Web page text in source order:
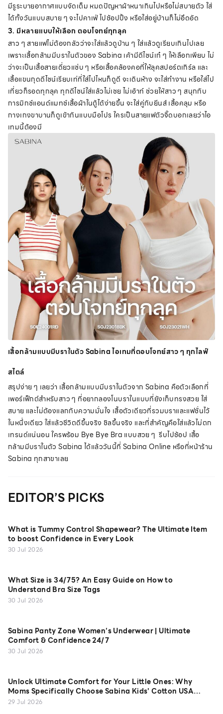
มีรูระบายอากาศแบบจัดเต็ม หมดปัญหาผ้าหนาเกินไปหรือไม่สบายตัว ใส่
ได้ทั้งวันแบบสบาย ๆ จะไปคาเฟ่ ไปช้อปปิ้ง หรือใส่อยู่บ้านก็ไม่อึดอัด
3. มีหลายแบบให้เลือก ตอบโจทย์ทุกลุค
สาว ๆ สายแฟไม่ต้องกลัวว่าจะใส่แล้วดูบ้าน ๆ ใส่แล้วดูเรียบเกินไปเลย
เพราะเสื้อกล้ามมีบราในตัวของ Sabina เค้ามีดีไซน์เก๋ ๆ ให้เลือกเพียบ ไม่
ว่าจะเป็นเสื้อสายเดี่ยวแซ่บ ๆ หรือเสื้อคล้องคอที่ให้ลุคสปอร์ตเกิร์ล และ
เสื้อแขนกุดดีไซน์เรียบเท่ที่ใส่ไปไหนก็ดูดี จะเดินห้าง จะใส่ทำงาน หรือใส่ไป
เที่ยวก็รอดทุกลุค ทุกดีไซน์ใส่แล้วไม่เชย ไม่เอ้าท์ ช่วยให้สาว ๆ สนุกกับ
การมิกซ์แอนด์แมทช์เสื้อผ้าในตู้ได้ง่ายขึ้น จะใส่คู่กับยีนส์ เสื้อคลุม หรือ
กางเกงขาบานก็ดูเข้ากันแบบมือโปร ใครเป็นสายแฟตัวจิ๊ดบอกเลยว่าไอ
เทมนี้ต้องมี
เสื้อกล้ามแบบมีบราในตัว Sabina ไอเทมที่ตอบโจทย์สาว ๆ ทุกไลฟ์
สไตล์
สรุปง่าย ๆ เลยว่า เสื้อกล้ามแบบมีบราในตัวจาก Sabina คือตัวเลือกที่
เพอร์เฟ็กต์สำหรับสาว ๆ ที่อยากลองโนบราในแบบที่ยังเก็บทรงสวย ใส่
สบาย และไม่ต้องแลกกับความมั่นใจ เสื้อตัวเดียวที่รวมบราและแฟชั่นไว้
ในหนึ่งเดียว ใส่แล้วชีวิตดีขึ้นจริง ชิลขึ้นจริง และที่สำคัญคือใส่แล้วไม่ตก
เทรนด์แน่นอน ใครพร้อม Bye Bye Bra แบบสวย ๆ รีบไปช้อป เสื้อ
กล้ามมีบราในตัว Sabina ได้แล้ววันนี้ที่ Sabina Online หรือที่หน้าร้าน
Sabina ทุกสาขาเลย
EDITOR’S PICKS
What is Tummy Control Shapewear? The Ultimate Item
to boost Confidence in Every Look
30 Jul 2026
What Size is 34/75? An Easy Guide on How to
Understand Bra Size Tags
30 Jul 2026
Sabina Panty Zone Women’s Underwear | Ultimate
Comfort & Confidence 24/7
30 Jul 2026
Unlock Ultimate Comfort for Your Little Ones: Why
Moms Specifically Choose Sabina Kids' Cotton USA
Camisoles
29 Jul 2026